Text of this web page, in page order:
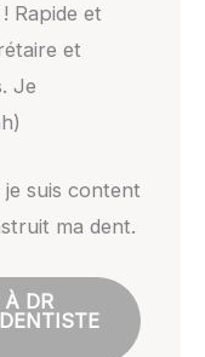
Rapide et
et
Je
suis content
ma dent.
DR